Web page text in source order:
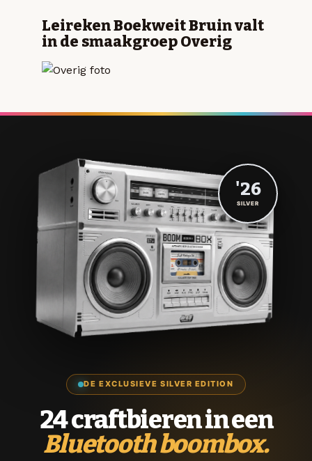
Leireken Boekweit Bruin valt
in de smaakgroep Overig
DE EXCLUSIEVE SILVER EDITION
24 craftbieren in een
Bluetooth boombox.
'26
SILVER